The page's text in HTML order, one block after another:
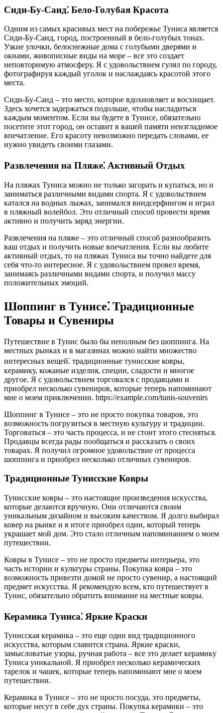
Сиди-Бу-Саид⁚ Бело-Голубая Красота
Одним из самых красивых мест на побережье Туниса является
Сиди-Бу-Саид, город, построенный в бело-голубых тонах.
Узкие улочки, белоснежные дома с голубыми дверями и
окнами, живописные виды на море – все это создает
неповторимую атмосферу. Я с удовольствием гулял по городу,
фотографируя каждый уголок и наслаждаясь красотой этого
места.
Сиди-Бу-Саид – это место, которое вдохновляет и восхищает.
Здесь хочется задержаться подольше, чтобы насладиться
каждым моментом. Если вы будете в Тунисе, обязательно
посетите этот город, он оставит в вашей памяти неизгладимое
впечатление. Его красоту невозможно передать словами, ее
нужно увидеть своими глазами.
Развлечения на Пляже⁚ Активный Отдых
На пляжах Туниса можно не только загорать и купаться, но и
заниматься различными видами спорта. Я с удовольствием
катался на водных лыжах, занимался виндсерфингом и играл
в пляжный волейбол. Это отличный способ провести время
активно и получить заряд энергии.
Развлечения на пляже – это отличный способ разнообразить
ваш отдых и получить новые впечатления. Если вы любите
активный отдых, то на пляжах Туниса вы точно найдете для
себя что-то интересное. Я с удовольствием провел время,
занимаясь различными видами спорта, и получил массу
положительных эмоций.
Шоппинг в Тунисе⁚ Традиционные
Товары и Сувениры
Путешествие в Тунис было бы неполным без шоппинга. На
местных рынках и в магазинах можно найти множество
интересных вещей⁚ традиционные тунисские ковры,
керамику, кожаные изделия, специи, сладости и многое
другое. Я с удовольствием торговался с продавцами и
приобрел несколько сувениров, которые теперь напоминают
мне о моем приключении. https://example.com/tunis-souvenirs
Шоппинг в Тунисе – это не просто покупка товаров, это
возможность погрузиться в местную культуру и традиции.
Торговаться – это часть процесса, и не стоит этого стесняться.
Продавцы всегда рады пообщаться и рассказать о своих
товарах. Я получил огромное удовольствие от процесса
шоппинга и приобрел несколько отличных сувениров.
Традиционные Тунисские Ковры
Тунисские ковры – это настоящие произведения искусства,
которые делаются вручную. Они отличаются своим
уникальным дизайном и высоким качеством. Я долго выбирал
ковер на рынке и в итоге приобрел один, который теперь
украшает мой дом. Это стало отличным напоминанием о моем
путешествии.
Ковры в Тунисе – это не просто предметы интерьера, это
часть истории и культуры страны. Покупка ковра – это
возможность привезти домой не просто сувенир, а настоящий
предмет искусства. Я рекомендую всем, кто путешествует в
Тунис, обязательно обратить внимание на местные ковры.
Керамика Туниса⁚ Яркие Краски
Тунисская керамика – это еще один вид традиционного
искусства, которым славится страна. Яркие краски,
замысловатые узоры, ручная работа – все это делает керамику
Туниса уникальной. Я приобрел несколько керамических
тарелок и чашек, которые теперь напоминают мне о моем
путешествии.
Керамика в Тунисе – это не просто посуда, это предметы,
которые несут в себе дух страны. Покупка керамики – это